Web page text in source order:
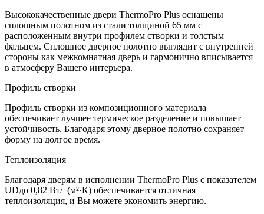
Высококачественные двери ThermoPro Plus оснащены
сплошным полотном из стали толщиной 65 мм с
расположенным внутри профилем створки и толстым
фальцем. Сплошное дверное полотно выглядит с внутренней
стороны как межкомнатная дверь и гармонично вписывается
в атмосферу Вашего интерьера.
Профиль створки
Профиль створки из композиционного материала
обеспечивает лучшее термическое разделение и повышает
устойчивость. Благодаря этому дверное полотно сохраняет
форму на долгое время.
Теплоизоляция
Благодаря дверям в исполнении ThermoPro Plus с показателем
UDдо 0,82 Вт/ (м²·К) обеспечивается отличная
теплоизоляция, и Вы можете экономить энергию.